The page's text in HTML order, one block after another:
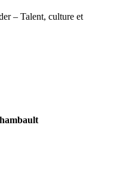
– Talent, culture et